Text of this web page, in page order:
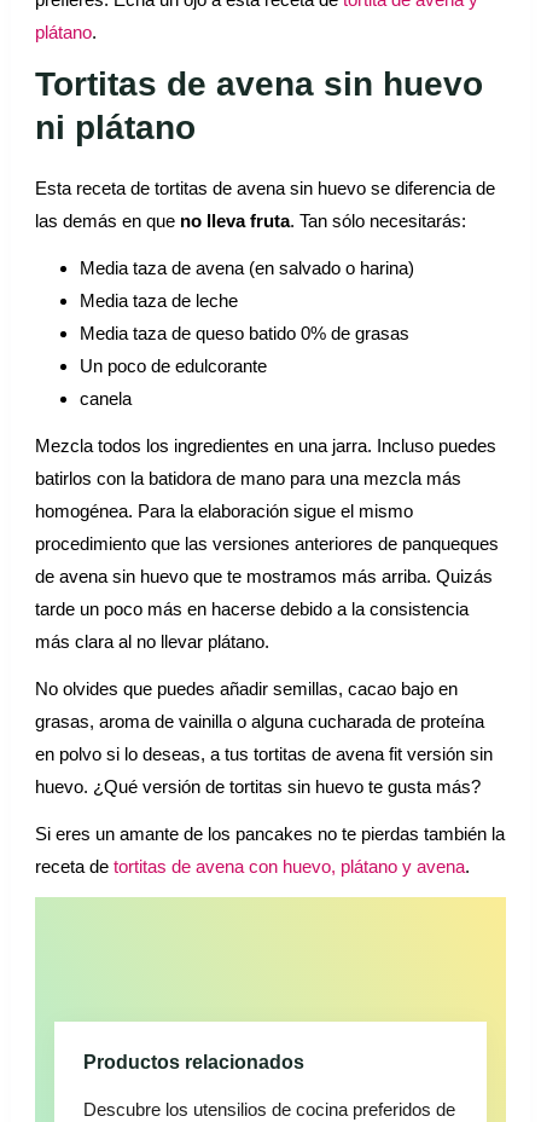
plátano.
Tortitas de avena sin huevo
ni plátano
Esta receta de tortitas de avena sin huevo se diferencia de
las demás en que no lleva fruta. Tan sólo necesitarás:
Media taza de avena (en salvado o harina)
Media taza de leche
Media taza de queso batido 0% de grasas
Un poco de edulcorante
canela
Mezcla todos los ingredientes en una jarra. Incluso puedes
batirlos con la batidora de mano para una mezcla más
homogénea. Para la elaboración sigue el mismo
procedimiento que las versiones anteriores de panqueques
de avena sin huevo que te mostramos más arriba. Quizás
tarde un poco más en hacerse debido a la consistencia
más clara al no llevar plátano.
No olvides que puedes añadir semillas, cacao bajo en
grasas, aroma de vainilla o alguna cucharada de proteína
en polvo si lo deseas, a tus tortitas de avena fit versión sin
huevo. ¿Qué versión de tortitas sin huevo te gusta más?
Si eres un amante de los pancakes no te pierdas también la
receta de tortitas de avena con huevo, plátano y avena.
Productos relacionados
Descubre los utensilios de cocina preferidos de